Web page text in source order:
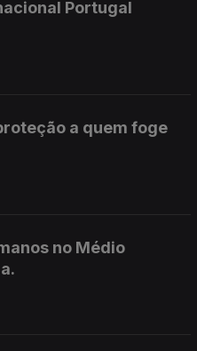
Portugal
a quem foge
no Médio